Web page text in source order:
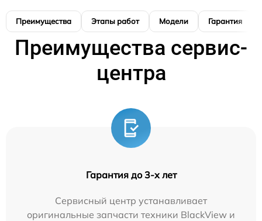
Преимущества Этапы работ Модели Гарантия
Преимущества сервис-
центра
Гарантия до 3-х лет
Сервисный центр устанавливает
оригинальные запчасти техники BlackView и